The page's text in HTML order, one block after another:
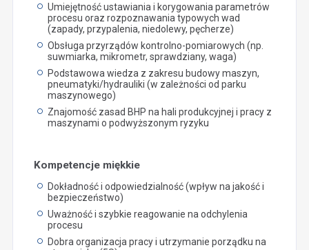
Umiejętność ustawiania i korygowania parametrów
procesu oraz rozpoznawania typowych wad
(zapady, przypalenia, niedolewy, pęcherze)
Obsługa przyrządów kontrolno-pomiarowych (np.
suwmiarka, mikrometr, sprawdziany, waga)
Podstawowa wiedza z zakresu budowy maszyn,
pneumatyki/hydrauliki (w zależności od parku
maszynowego)
Znajomość zasad BHP na hali produkcyjnej i pracy z
maszynami o podwyższonym ryzyku
Kompetencje miękkie
Dokładność i odpowiedzialność (wpływ na jakość i
bezpieczeństwo)
Uważność i szybkie reagowanie na odchylenia
procesu
Dobra organizacja pracy i utrzymanie porządku na